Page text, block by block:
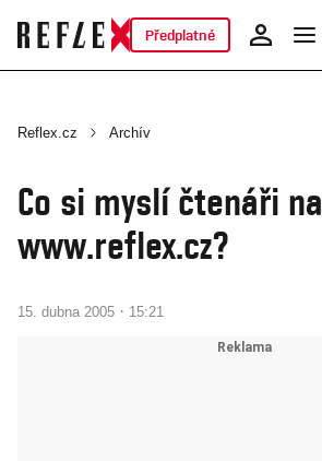
Předplatné
Reflex.cz Archív
Co si myslí čtenáři na
www.reflex.cz?
15. dubna 2005 · 15:21